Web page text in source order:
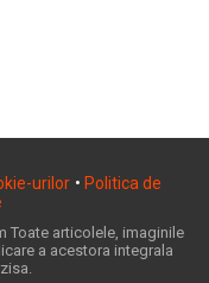
urilor • Politica de
Toate articolele, imaginile
a acestora integrala